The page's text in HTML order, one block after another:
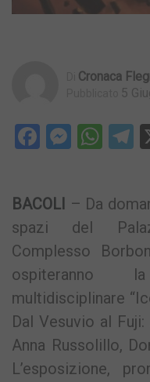
Cronaca
5
Facebook
BACOLI – Da
spazi del
Complesso
ospiteranno
multidisciplinare
Dal Vesuvio al
Anna Russolillo,
L’esposizione,